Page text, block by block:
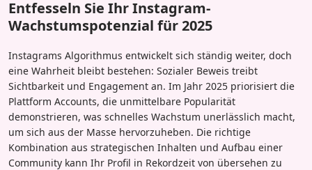
Entfesseln Sie Ihr Instagram-
Wachstumspotenzial für 2025
Instagrams Algorithmus entwickelt sich ständig weiter, doch
eine Wahrheit bleibt bestehen: Sozialer Beweis treibt
Sichtbarkeit und Engagement an. Im Jahr 2025 priorisiert die
Plattform Accounts, die unmittelbare Popularität
demonstrieren, was schnelles Wachstum unerlässlich macht,
um sich aus der Masse hervorzuheben. Die richtige
Kombination aus strategischen Inhalten und Aufbau einer
Community kann Ihr Profil in Rekordzeit von übersehen zu